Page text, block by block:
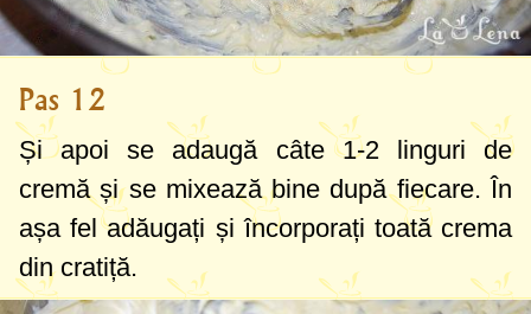
Pas 12
Și apoi se adaugă câte1-2 linguri de
cremă și se mixează bine după fiecare. În
așa fel adăugați și încorporați toată crema
din cratiță.